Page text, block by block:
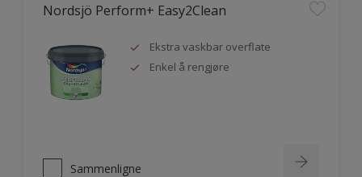
Nordsjö Perform+ Easy2Clean
Ekstra vaskbar overflate
Enkel å rengjøre
Sammenligne